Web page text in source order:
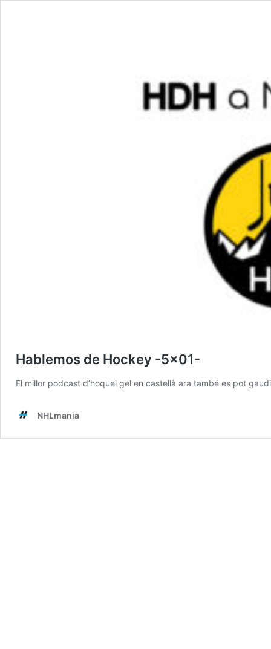
Hablemos de Hockey -5×01-
El millor podcast d’hoquei gel en castellà ara també es pot
NHLmania